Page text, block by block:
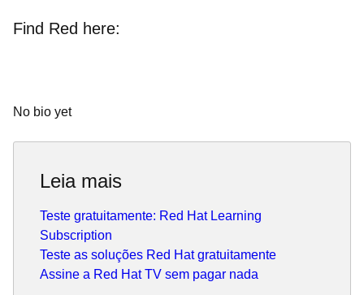
Find Red here:
No bio yet
Leia mais
Teste gratuitamente: Red Hat Learning
Subscription
Teste as soluções Red Hat gratuitamente
Assine a Red Hat TV sem pagar nada